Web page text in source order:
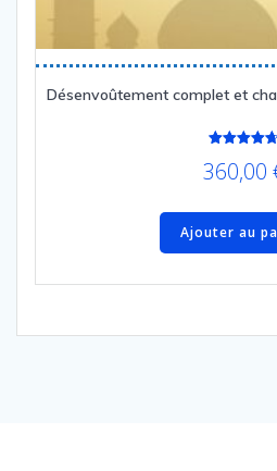
Désenvoûtement complet et
4.77
sur 5
360,00
Ajouter au